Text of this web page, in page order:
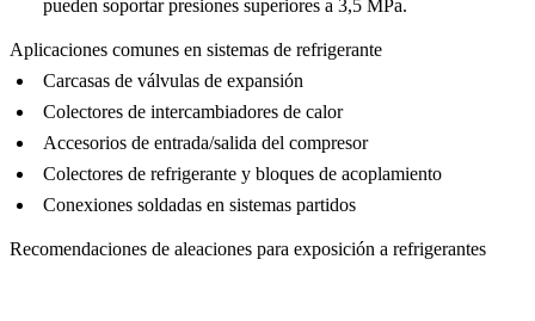
pueden soportar presiones superiores a 3,5 MPa.
Aplicaciones comunes en sistemas de refrigerante
Carcasas de válvulas de expansión
Colectores de intercambiadores de calor
Accesorios de entrada/salida del compresor
Colectores de refrigerante y bloques de acoplamiento
Conexiones soldadas en sistemas partidos
Recomendaciones de aleaciones para exposición a refrigerantes